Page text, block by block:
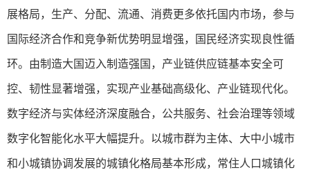
展格局，生产、分配、流通、消费更多依托国内市场，参与
国际经济合作和竞争新优势明显增强，国民经济实现良性循
环。由制造大国迈入制造强国，产业链供应链基本安全可
控、韧性显著增强，实现产业基础高级化、产业链现代化。
数字经济与实体经济深度融合，公共服务、社会治理等领域
数字化智能化水平大幅提升。以城市群为主体、大中小城市
和小城镇协调发展的城镇化格局基本形成，常住人口城镇化